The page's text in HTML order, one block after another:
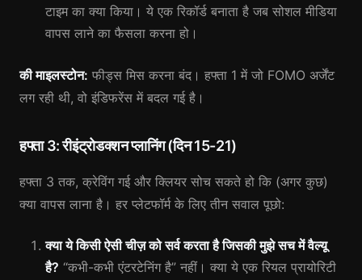
टाइम का क्या किया। ये एक रिकॉर्ड बनाता है जब सोशल मीडिया
वापस लाने का फैसला करना हो।
की माइलस्टोन: फीड्स मिस करना बंद। हफ्ता 1 में जो FOMO अर्जेंट
लग रही थी, वो इंडिफरेंस में बदल गई है।
हफ्ता 3: रीइंट्रोडक्शन प्लानिंग (दिन 15-21)
हफ्ता 3 तक, क्रेविंग गई और क्लियर सोच सकते हो कि (अगर कुछ)
क्या वापस लाना है। हर प्लेटफॉर्म के लिए तीन सवाल पूछो:
क्या ये किसी ऐसी चीज़ को सर्व करता है जिसकी मुझे सच में वैल्यू
है? “कभी-कभी एंटरटेनिंग है” नहीं। क्या ये एक रियल प्रायोरिटी